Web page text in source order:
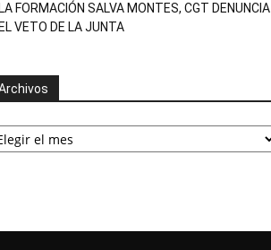
FORMACIÓN SALVA MONTES, CGT DENUNCIA
VETO DE LA JUNTA